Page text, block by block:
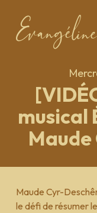
musical
Maude Cyr-
le défi de résumer